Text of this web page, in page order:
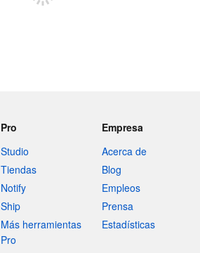
Pro
Studio
Tiendas
Notify
Ship
Más herramientas
Pro
Empresa
Acerca de
Blog
Empleos
Prensa
Estadísticas